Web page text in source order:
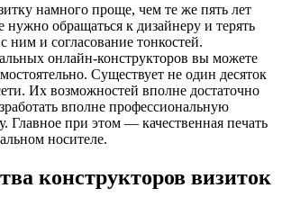
намного проще, чем те же пять лет
нужно обращаться к дизайнеру и терять
ним и согласование тонкостей.
онлайн-конструкторов вы можете
Существует не один десяток
Их возможностей вполне достаточно
вполне профессиональную
Главное при этом — качественная печать
носителе.
конструкторов визиток